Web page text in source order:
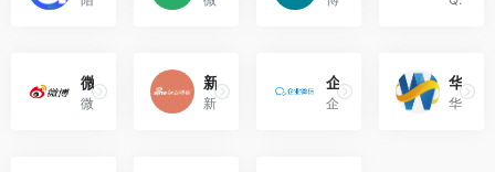
微博
微博是指一种基于用户关系信息分享、传播以及获取的通过关注机制分享简短实时信息的广播式的社交媒体、网络平台。
新浪网博客
新浪网博客频道是全中国最主流，最具人气的博客频道。拥有最耀眼的娱乐明星博客、最知性的名人博客、最动人的情感博客，最自我的草根博客!
企业微信
企业微信提供多平台消息同步与云端保存功能，支持查看消息已读未读状态。
华尔子博-记录IT人的美好生活
华尔子博（zzaxw.com）是集网络技术、网络技巧，轻松学习和技术文档记录的技术性网站！大数据、区块链您想了解和学习的资料这里都有，在这里您可以记录您的个人技术文档！